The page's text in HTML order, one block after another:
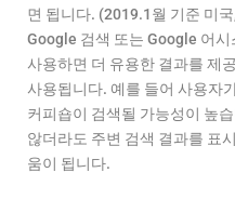
면 됩니다. (2019.1월 기준 미
Google 검색 또는 Google 어
사용하면 더 유용한 결과를 제
사용됩니다. 예를 들어 사용자
커피숍이 검색될 가능성이 높
않더라도 주변 검색 결과를 표
움이 됩니다.